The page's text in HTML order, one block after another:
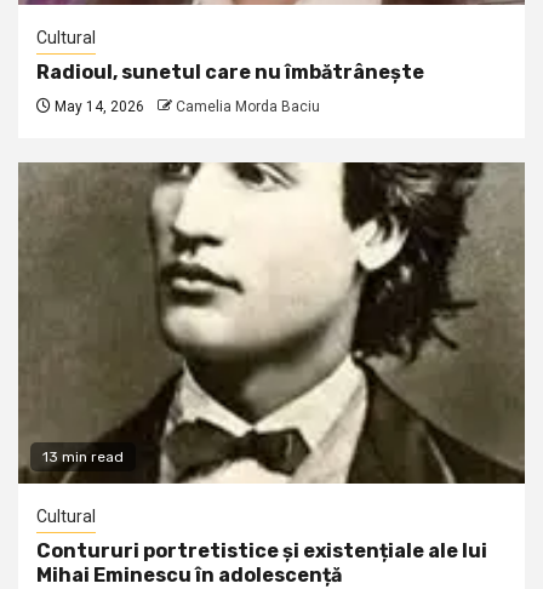
Cultural
Radioul, sunetul care nu îmbătrânește
May 14, 2026 Camelia Morda Baciu
13 min read
Cultural
Contururi portretistice și existențiale ale lui
Mihai Eminescu în adolescență